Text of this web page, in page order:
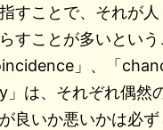
すことで、それが
すことが多いとい
」、「
は、それぞれ偶然
良いか悪いかは必ず